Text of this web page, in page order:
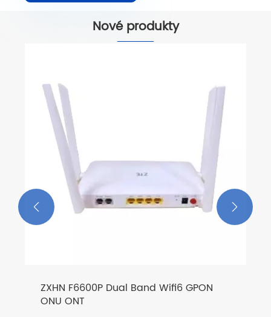
Nové produkty
ZXHN F6600P Dual Band Wifi6 GPON
ONU ONT
 